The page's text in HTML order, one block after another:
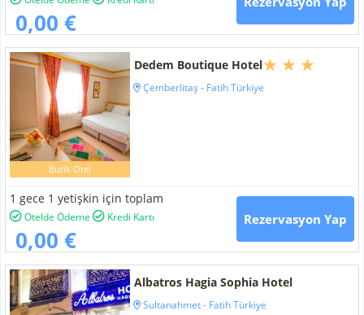
0,00 €
Butik Otel
Dedem Boutique Hotel
Çemberlitaş - Fatih Türkiye
1 gece 1 yetişkin için toplam
Otelde Ödeme Kredi Kartı
0,00 €
Rezervasyon Yap
Albatros Hagia Sophia Hotel
Sultanahmet - Fatih Türkiye